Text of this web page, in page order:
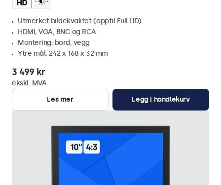
Utmerket bildekvalitet (opptil Full HD)
HDMI, VGA, BNC og RCA
Montering: bord, vegg
Ytre mål: 242 x 168 x 32 mm
3 499 kr
ekskl. MVA
Les mer
Legg i handlekurv